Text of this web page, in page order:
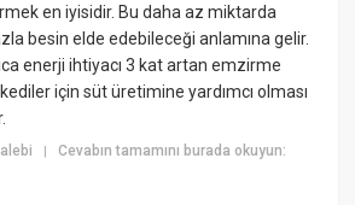
en iyisidir. Bu daha az miktarda
besin elde edebileceği anlamına gelir.
enerji ihtiyacı 3 kat artan emzirme
için süt üretimine yardımcı olması
|Cevabın tamamını burada okuyun: